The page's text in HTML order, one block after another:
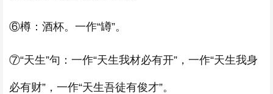
⑥樽：酒杯。一作“罇”。
⑦“天生”句：一作“天生我材必有开”，一作“天生我身
必有财”，一作“天生吾徒有俊才”。